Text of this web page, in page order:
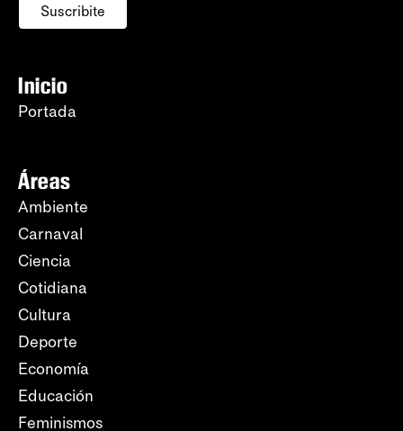
Suscribite
Inicio
Portada
Áreas
Ambiente
Carnaval
Ciencia
Cotidiana
Cultura
Deporte
Economía
Educación
Feminismos